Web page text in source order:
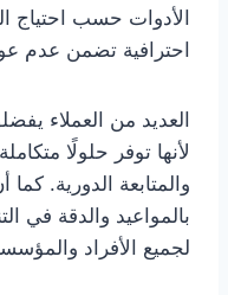
الأدوات حسب احتياج
احترافية تضمن عدم
العديد من العملاء
لأنها توفر حلولًا
والمتابعة الدورية.
بالمواعيد والدقة في
لجميع الأفراد